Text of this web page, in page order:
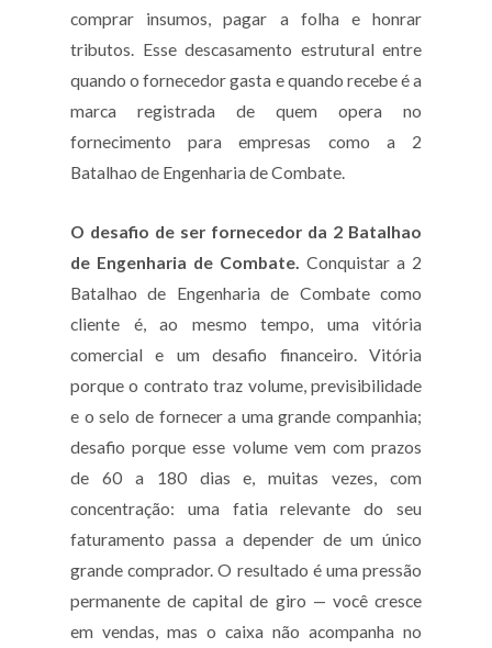
comprar insumos, pagar a folha e honrar
tributos. Esse descasamento estrutural entre
quando o fornecedor gasta e quando recebe é a
marca registrada de quem opera no
fornecimento para empresas como a 2
Batalhao de Engenharia de Combate.
O desafio de ser fornecedor da 2 Batalhao
de Engenharia de Combate. Conquistar a 2
Batalhao de Engenharia de Combate como
cliente é, ao mesmo tempo, uma vitória
comercial e um desafio financeiro. Vitória
porque o contrato traz volume, previsibilidade
e o selo de fornecer a uma grande companhia;
desafio porque esse volume vem com prazos
de 60 a 180 dias e, muitas vezes, com
concentração: uma fatia relevante do seu
faturamento passa a depender de um único
grande comprador. O resultado é uma pressão
permanente de capital de giro — você cresce
em vendas, mas o caixa não acompanha no